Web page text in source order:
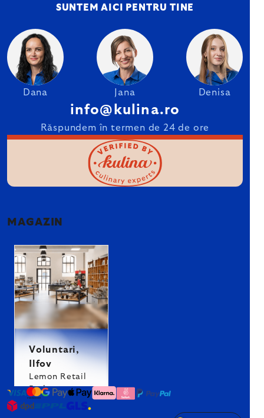
SUNTEM AICI PENTRU TINE
Dana Jana Denisa
info@kulina.ro
Răspundem în termen de 24 de ore
MAGAZIN
Voluntari,
Ilfov
Lemon Retail
Park